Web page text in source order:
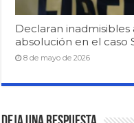
Declaran
absolución en el caso
8 de mayo de 2026